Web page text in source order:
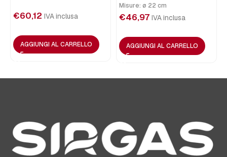
€60,12 IVA inclusa
AGGIUNGI AL CARRELLO
Misure: ø 22 cm
€46,97 IVA inclusa
AGGIUNGI AL CARRELLO